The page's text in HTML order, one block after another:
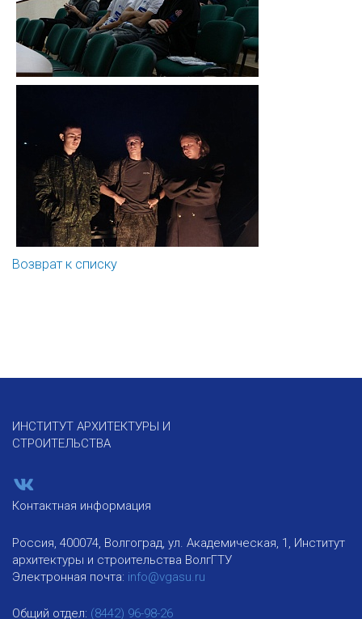
Возврат к списку
ИНСТИТУТ АРХИТЕКТУРЫ И
СТРОИТЕЛЬСТВА
Контактная информация
Россия, 400074, Волгоград, ул. Академическая, 1, Институт
архитектуры и строительства ВолгГТУ
Электронная почта: info@vgasu.ru
Общий отдел: (8442) 96-98-26